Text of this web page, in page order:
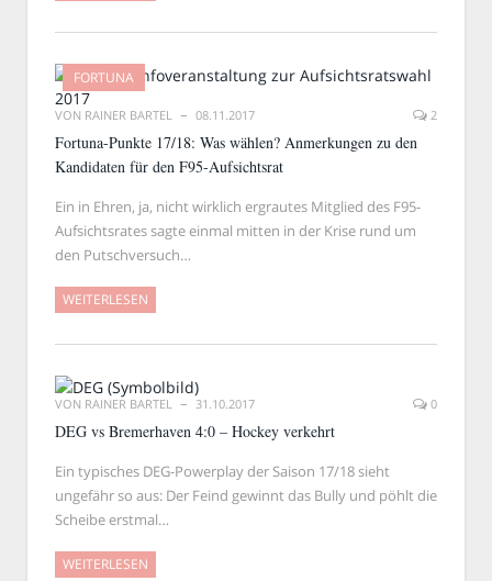
FORTUNA
VON RAINER BARTEL 08.11.2017 2
Fortuna-Punkte 17/18: Was wählen? Anmerkungen zu den
Kandidaten für den F95-Aufsichtsrat
Ein in Ehren, ja, nicht wirklich ergrautes Mitglied des F95-
Aufsichtsrates sagte einmal mitten in der Krise rund um
den Putschversuch…
WEITERLESEN
VON RAINER BARTEL 31.10.2017 0
DEG vs Bremerhaven 4:0 – Hockey verkehrt
Ein typisches DEG-Powerplay der Saison 17/18 sieht
ungefähr so aus: Der Feind gewinnt das Bully und pöhlt die
Scheibe erstmal…
WEITERLESEN